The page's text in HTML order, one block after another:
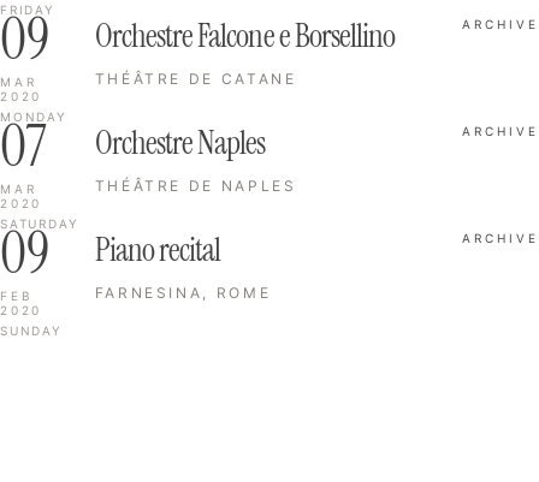
FRIDAY
09
MAR
2020
MONDAY
Orchestre Falcone e Borsellino
THÉÂTRE DE CATANE
ARCHIVE
07
MAR
2020
SATURDAY
Orchestre Naples
THÉÂTRE DE NAPLES
ARCHIVE
09
FEB
2020
SUNDAY
Piano recital
FARNESINA, ROME
ARCHIVE